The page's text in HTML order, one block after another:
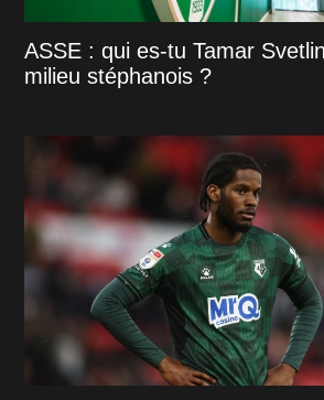
ASSE : qui es-tu Tamar
milieu stéphanois ?